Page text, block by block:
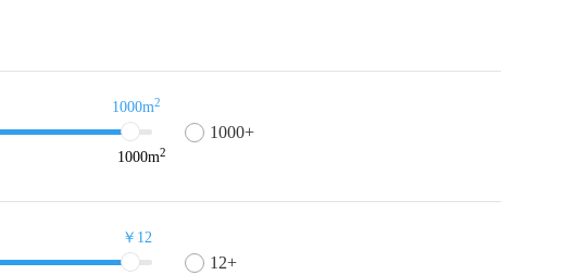
1000m2
1000m2
1000+
￥12
12+